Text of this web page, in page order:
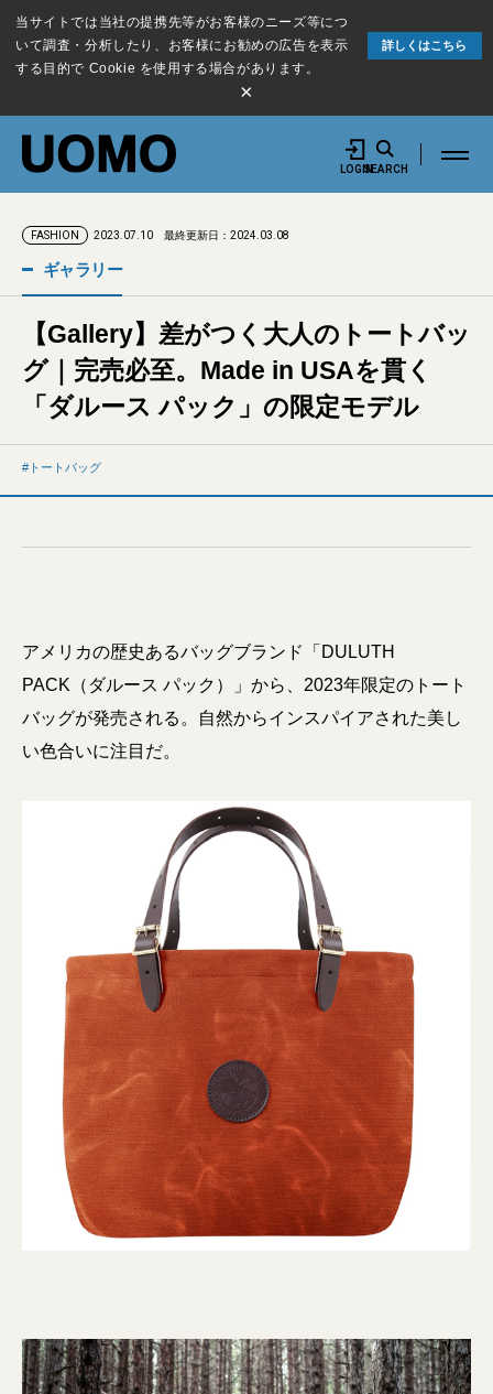
当サイトでは当社の提携先等がお客様のニーズ等につ
いて調査・分析したり、お客様にお勧めの広告を表示
する目的で Cookie を使用する場合があります。
詳しくはこちら
×
LOGINSEARCH
FASHION 2023.07.10 最終更新日：2024.03.08
ギャラリー
【Gallery】差がつく大人のトートバッ
グ｜完売必至。Made in USAを貫く
「ダルース パック」の限定モデル
トートバッグ
アメリカの歴史あるバッグブランド「DULUTH
PACK（ダルース パック）」から、2023年限定のトート
バッグが発売される。自然からインスパイアされた美し
い色合いに注目だ。